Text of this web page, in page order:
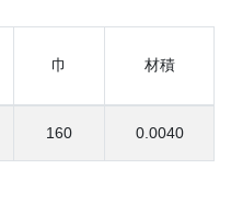
巾 材積
160 0.0040